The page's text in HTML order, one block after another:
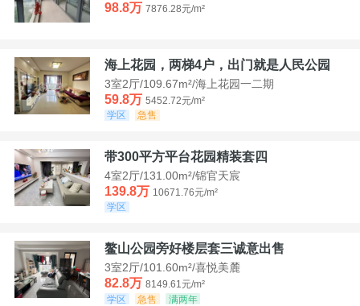
98.8万 7876.28元/m²
海上花园，两梯4户，出门就是人民公园
3室2厅/109.67m²/海上花园一二期
59.8万 5452.72元/m²
学区
急售
带300平方平台花园精装套四
4室2厅/131.00m²/锦官天宸
139.8万 10671.76元/m²
学区
鳌山公园旁好楼层套三诚意出售
3室2厅/101.60m²/喜悦美麓
82.8万 8149.61元/m²
学区
急售 满两年